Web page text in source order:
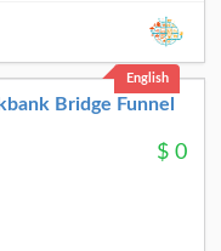
English
Bridge Funnel
$ 0